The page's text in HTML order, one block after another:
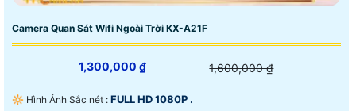
Camera Quan Sát Wifi Ngoài Trời KX-A21F
1,300,000 ₫ 1,600,000 ₫
🔆 Hình Ảnh Sắc nét : FULL HD 1080P .